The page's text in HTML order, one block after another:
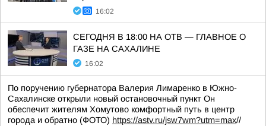
16:02
СЕГОДНЯ В 18:00 НА ОТВ — ГЛАВНОЕ О
ГАЗЕ НА САХАЛИНЕ
16:02
По поручению губернатора Валерия Лимаренко в Южно-
Сахалинске открыли новый остановочный пункт Он
обеспечит жителям Хомутово комфортный путь в центр
города и обратно (ФОТО) https://astv.ru/jsw7wm?utm=max//